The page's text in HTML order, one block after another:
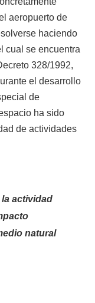
aeropuerto de
haciendo
cual se encuentra
328/1992,
el desarrollo
de
ha sido
de actividades
actividad
natural